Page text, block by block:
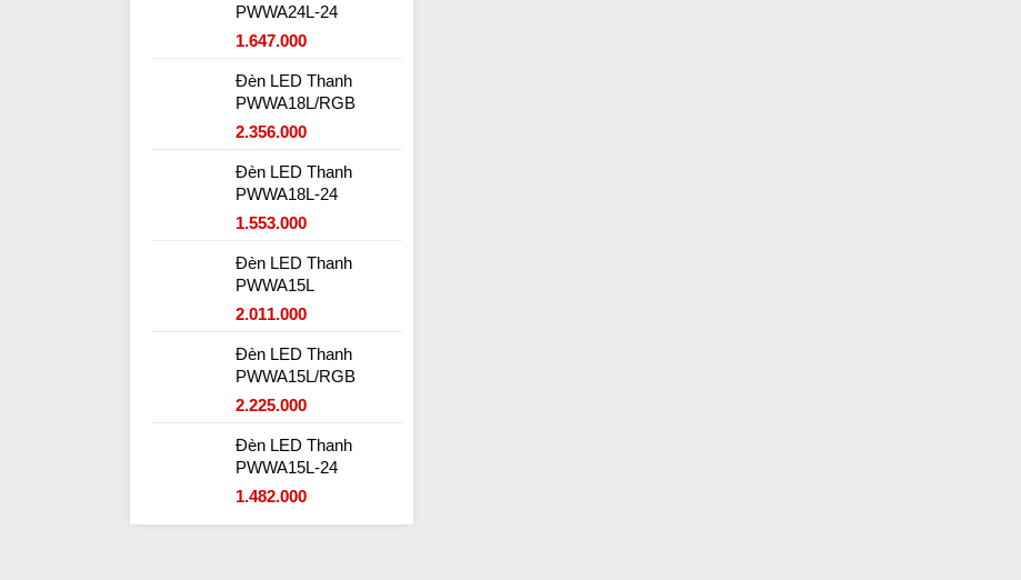
PWWA24L-24
1.647.000
Đèn LED Thanh
PWWA18L/RGB
2.356.000
Đèn LED Thanh
PWWA18L-24
1.553.000
Đèn LED Thanh
PWWA15L
2.011.000
Đèn LED Thanh
PWWA15L/RGB
2.225.000
Đèn LED Thanh
PWWA15L-24
1.482.000